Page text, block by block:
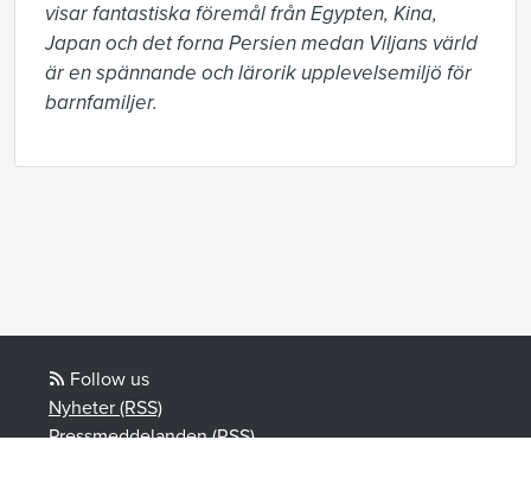
visar fantastiska föremål från Egypten, Kina,
Japan och det forna Persien medan Viljans värld
är en spännande och lärorik upplevelsemiljö för
barnfamiljer.
Follow us
Nyheter (RSS)
Pressmeddelanden (RSS)